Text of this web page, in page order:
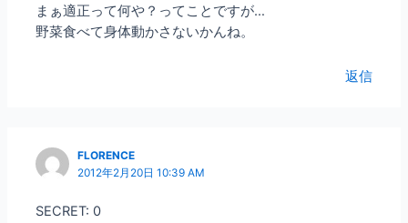
まぁ適正って何や？ってことですが…
野菜食べて身体動かさないかんね。
返信
FLORENCE
2012年2月20日 10:39 AM
SECRET: 0